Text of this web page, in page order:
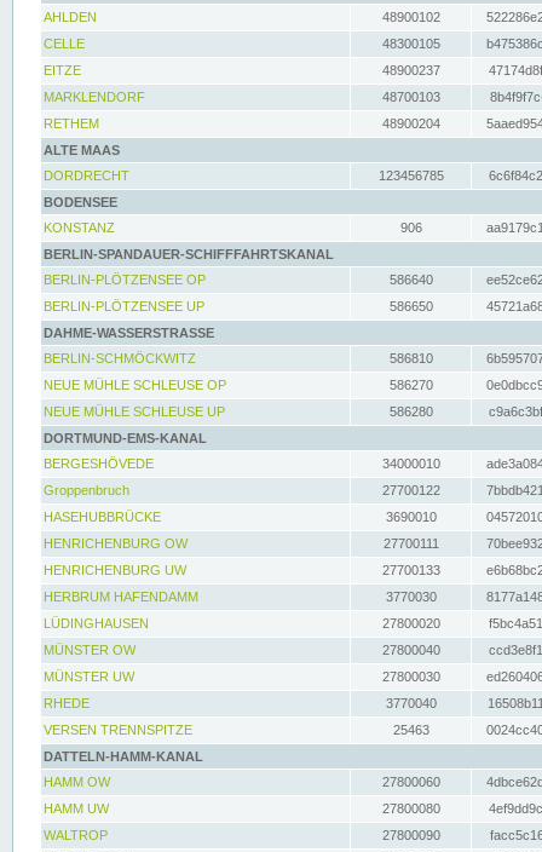
AHLDEN
48900102
CELLE
48300105
EITZE
48900237
MARKLENDORF
48700103
RETHEM
48900204
ALTE MAAS
DORDRECHT
123456785
BODENSEE
KONSTANZ
906
BERLIN-SPANDAUER-SCHIFFFAHRTSKANAL
BERLIN-PLÖTZENSEE OP
586640
BERLIN-PLÖTZENSEE UP
586650
DAHME-WASSERSTRASSE
BERLIN-SCHMÖCKWITZ
586810
NEUE MÜHLE SCHLEUSE OP
586270
NEUE MÜHLE SCHLEUSE UP
586280
DORTMUND-EMS-KANAL
BERGESHÖVEDE
34000010
Groppenbruch
27700122
HASEHUBBRÜCKE
3690010
HENRICHENBURG OW
27700111
HENRICHENBURG UW
27700133
HERBRUM HAFENDAMM
3770030
LÜDINGHAUSEN
27800020
MÜNSTER OW
27800040
MÜNSTER UW
27800030
RHEDE
3770040
VERSEN TRENNSPITZE
25463
DATTELN-HAMM-KANAL
HAMM OW
27800060
HAMM UW
27800080
WALTROP
27800090